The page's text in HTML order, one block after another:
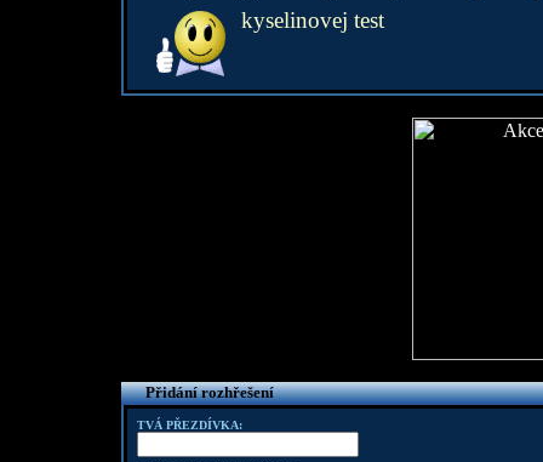
kyselinovej test
Přidání rozhřešení
TVÁ PŘEZDÍVKA: